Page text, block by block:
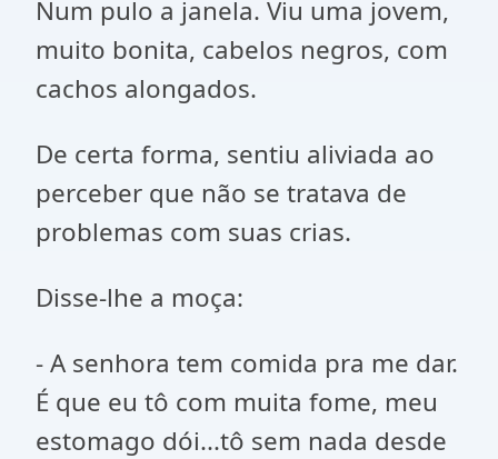
Num pulo a janela. Viu uma jovem,
muito bonita, cabelos negros, com
cachos alongados.
De certa forma, sentiu aliviada ao
perceber que não se tratava de
problemas com suas crias.
Disse-lhe a moça:
- A senhora tem comida pra me dar.
É que eu tô com muita fome, meu
estomago dói...tô sem nada desde